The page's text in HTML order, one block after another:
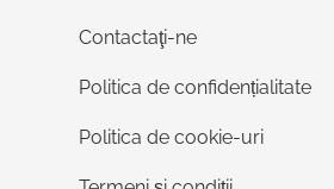
Contactaţi-ne
Politica de confidențialitate
Politica de cookie-uri